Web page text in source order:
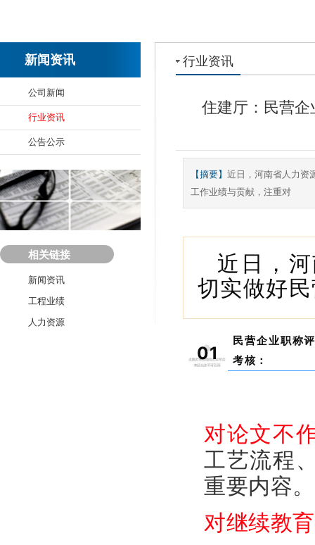
新闻资讯
公司新闻
行业资讯
公告公示
相关链接
新闻资讯
工程业绩
人力资源
行业资讯
住建厅：民营
【摘要】 近日，河南省人力资
工作业绩与贡献，注重对
近日，
切实做好
01
民营企业职称
考核：
对论文不
工艺流程
重要内容。
对继续教